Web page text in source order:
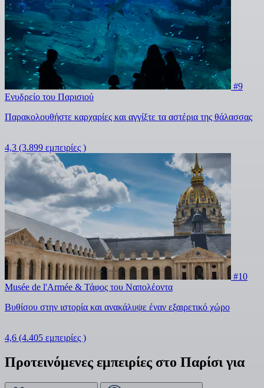
#9
Ενυδρείο του Παρισιού
Παρακολουθήστε καρχαρίες και αγγίξτε τα αστέρια της θάλασσας
4,3 (3.899 εμπειρίες )
#10
Musée de l'Armée & Τάφος του Ναπολέοντα
Βυθίσου στην ιστορία και ανακάλυψε έναν εξαιρετικό χώρο
4,6 (4.405 εμπειρίες )
Προτεινόμενες εμπειρίες στο Παρίσι για